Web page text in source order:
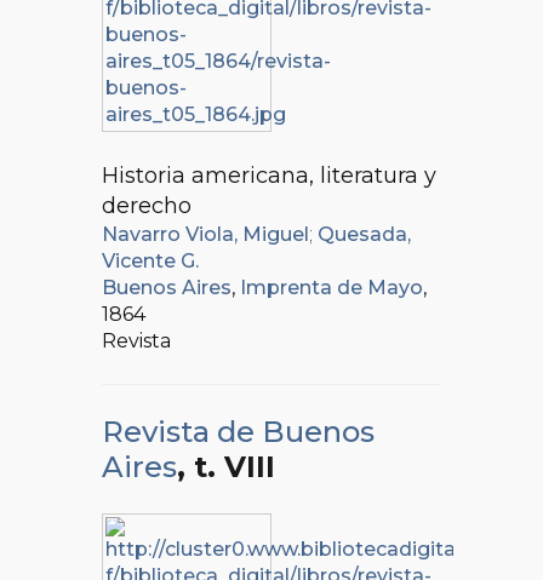
Historia americana, literatura y
derecho
Navarro Viola, Miguel ; Quesada,
Vicente G.
Buenos Aires, Imprenta de Mayo,
1864
Revista
Revista de Buenos
Aires, t. VIII